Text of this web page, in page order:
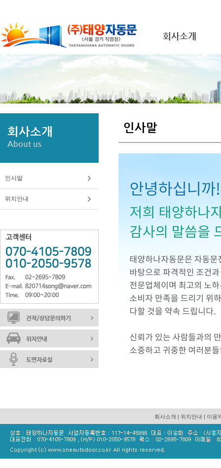
회사소개
회사소개
About us
인사말
위치안내
인사말
회사소개 | 위치안내 | 이용